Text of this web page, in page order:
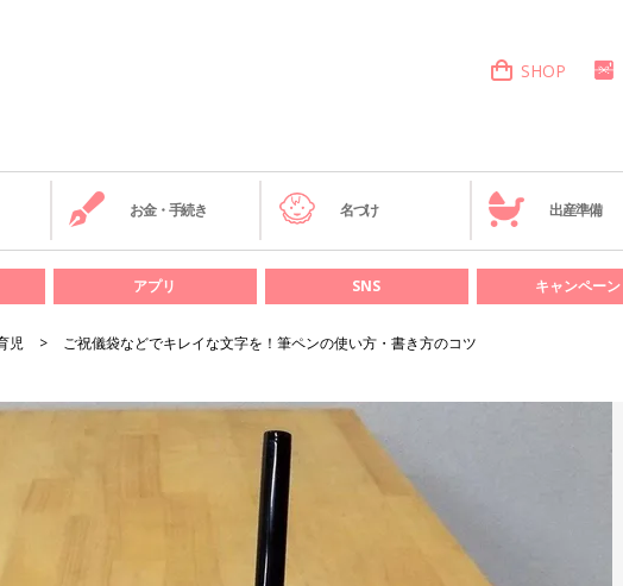
SHOP
お金・手続き 名づけ 出産準備
アプリ SNS キャンペーン
児 ご祝儀袋などでキレイな文字を！筆ペンの使い方・書き方のコツ